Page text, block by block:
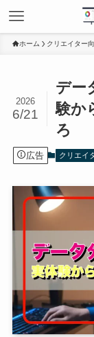
ホーム クリエイター
デー
験か
ろ
2026
6/21
広告 クリエイ